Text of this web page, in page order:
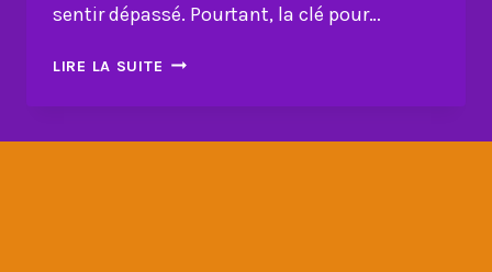
sentir dépassé. Pourtant, la clé pour…
LIRE LA SUITE L’AUTODISCIPLINE